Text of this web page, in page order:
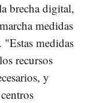
brecha digital,
medidas
"Estas medidas
recursos
y